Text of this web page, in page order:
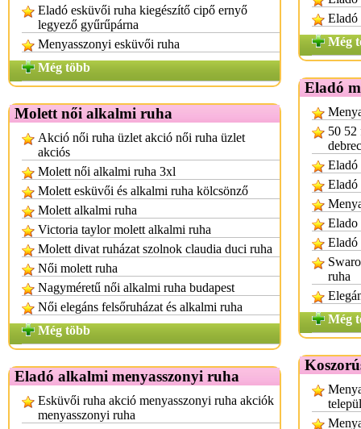
Eladó esküvői ruha kiegészítő cipő ernyő
legyező gyűrűpárna
Menyasszonyi esküvői ruha
Még több
Molett női alkalmi ruha
Akció női ruha üzlet akció női ruha üzlet
akciós
Molett női alkalmi ruha 3xl
Molett esküvői és alkalmi ruha kölcsönző
Molett alkalmi ruha
Victoria taylor molett alkalmi ruha
Molett divat ruházat szolnok claudia duci ruha
Női molett ruha
Nagyméretű női alkalmi ruha budapest
Női elegáns felsőruházat és alkalmi ruha
Még több
Eladó alkalmi menyasszonyi ruha
Esküvői ruha akció menyasszonyi ruha akciók
menyasszonyi ruha
Eladó
Még
Eladó
50 52
Eladó
Eladó
Elado
Eladó
ruha
Még